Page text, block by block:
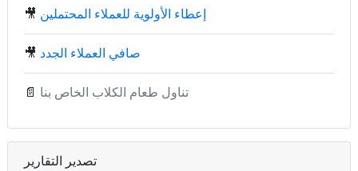
🎥 إعطاء الأولوية للعملاء المحتملين
🎥 صافي العملاء الجدد
📄 تناول طعام الكلاب الخاص بنا
تصدير التقارير